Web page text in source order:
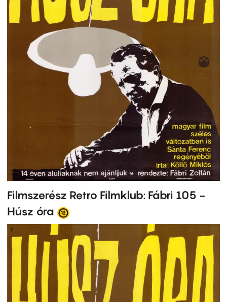
Filmszerész Retro Filmklub: Fábri 105 -
Húsz óra